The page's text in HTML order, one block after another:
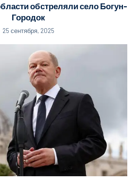
обстреляли село Богун-
Городок
25 сентября, 2025